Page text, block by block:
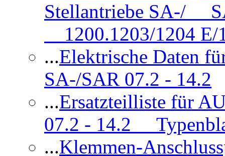
Stellantriebe SA-/
1200.1203/1204 E/
...Elektrische Daten
SA-/SAR 07.2 - 14.2
...Ersatzteilliste für
07.2 - 14.2
...Klemmen-